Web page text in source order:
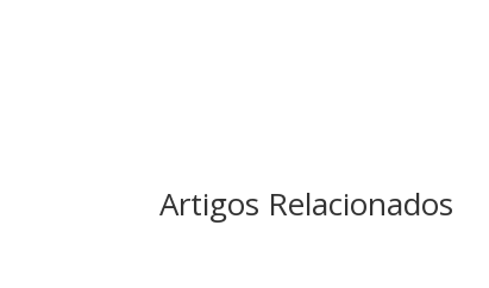
Artigos Relacionados